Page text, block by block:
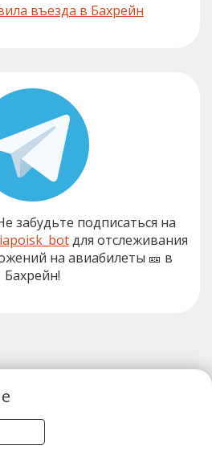
въезда в Бахрейн
забудьте подписаться на
для отслеживания
на авиабилеты 🎫 в
Бахрейн!